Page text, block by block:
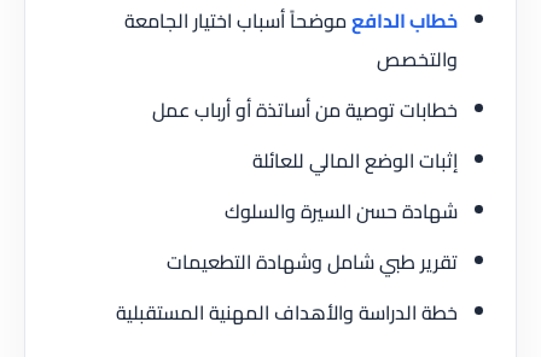
خطاب الدافعموضحاً أسباب اختيار الجامعة
والتخصص
خطابات توصية من أساتذة أو أرباب عمل
إثبات الوضع المالي للعائلة
شهادة حسن السيرة والسلوك
تقرير طبي شامل وشهادة التطعيمات
خطة الدراسة والأهداف المهنية المستقبلية